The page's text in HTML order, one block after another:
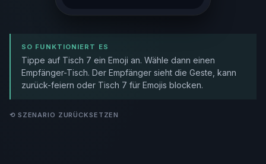
SO FUNKTIONIERT ES
Tippe auf Tisch 7 ein Emoji an. Wähle dann einen
Empfänger-Tisch. Der Empfänger sieht die Geste, kann
zurück-feiern oder Tisch 7 für Emojis blocken.
SZENARIO ZURÜCKSETZEN